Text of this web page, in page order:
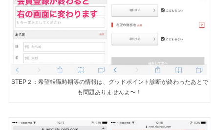
STEP２：希望転職時期等の情報は、グッドポイント診断が終わったあとで
も問題ありませんよ〜！